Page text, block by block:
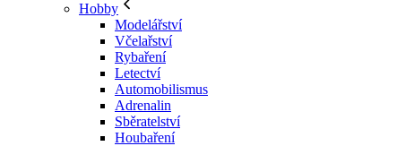
Hobby
Modelářství
Včelařství
Rybaření
Letectví
Automobilismus
Adrenalin
Sběratelství
Houbaření